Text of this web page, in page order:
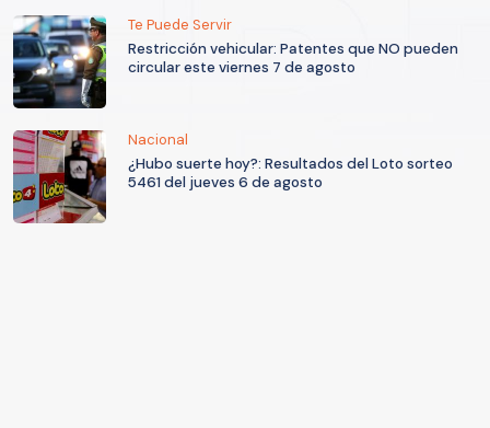
Te Puede Servir
Restricción vehicular: Patentes que NO pueden
circular este viernes 7 de agosto
Nacional
¿Hubo suerte hoy?: Resultados del Loto sorteo
5461 del jueves 6 de agosto